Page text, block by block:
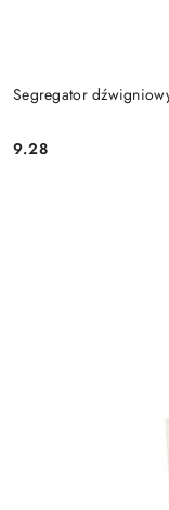
Segregator
Cena:
9.28